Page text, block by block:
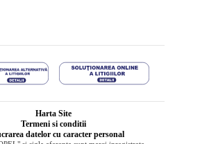
Harta Site
Termeni si conditii
datelor cu caracter personal